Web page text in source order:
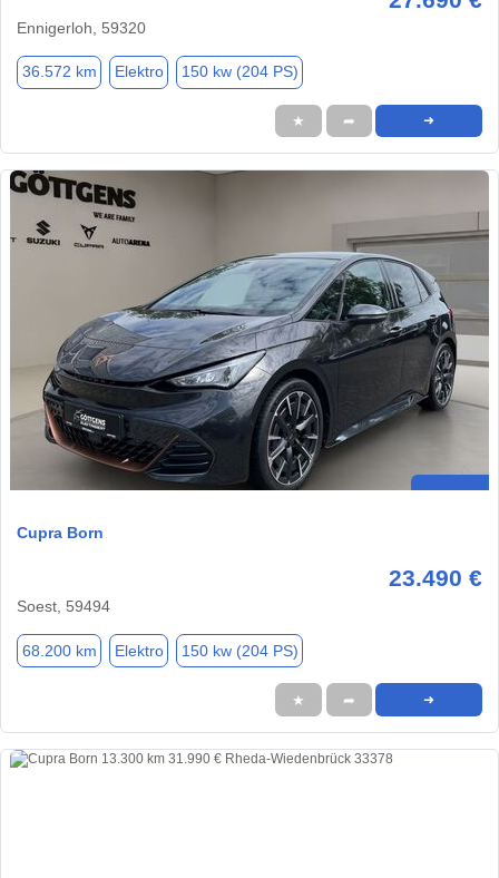
Ennigerloh, 59320
36.572 km Elektro 150 kw (204 PS)
★ ➦ ➜
Cupra Born
23.490 €
Soest, 59494
68.200 km Elektro 150 kw (204 PS)
★ ➦ ➜